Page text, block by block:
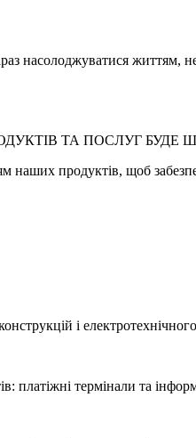
насолоджуватися життям,
ТА ПОСЛУГ
продуктів, щоб
і
платіжні термінали та